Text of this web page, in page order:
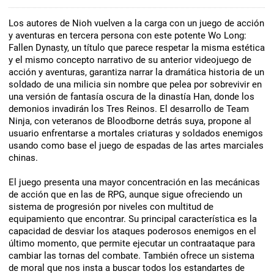
Los autores de Nioh vuelven a la carga con un juego de acción
y aventuras en tercera persona con este potente Wo Long:
Fallen Dynasty, un título que parece respetar la misma estética
y el mismo concepto narrativo de su anterior videojuego de
acción y aventuras, garantiza narrar la dramática historia de un
soldado de una milicia sin nombre que pelea por sobrevivir en
una versión de fantasía oscura de la dinastía Han, donde los
demonios invadirán los Tres Reinos. El desarrollo de Team
Ninja, con veteranos de Bloodborne detrás suya, propone al
usuario enfrentarse a mortales criaturas y soldados enemigos
usando como base el juego de espadas de las artes marciales
chinas.
El juego presenta una mayor concentración en las mecánicas
de acción que en las de RPG, aunque sigue ofreciendo un
sistema de progresión por niveles con multitud de
equipamiento que encontrar. Su principal característica es la
capacidad de desviar los ataques poderosos enemigos en el
último momento, que permite ejecutar un contraataque para
cambiar las tornas del combate. También ofrece un sistema
de moral que nos insta a buscar todos los estandartes de